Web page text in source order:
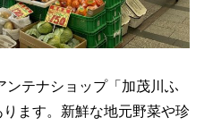
ンテナショップ「加茂川ふ
ます。新鮮な地元野菜や珍